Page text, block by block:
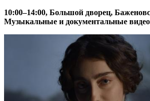
10:00–14:00, Большой дворец,
Музыкальные и документальные